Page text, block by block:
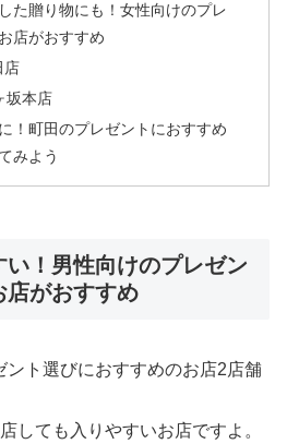
た贈り物にも！女性向けのプレ
店がおすすめ
店
坂本店
！町田のプレゼントにおすすめ
みよう
！男性向けのプレゼン
店がおすすめ
ント選びにおすすめのお店2店舗
しても入りやすいお店ですよ。